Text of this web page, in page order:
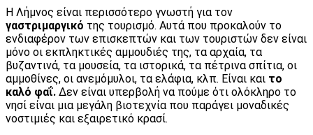
Η Λήμνος είναι περισσότερο γνωστή για τον
γαστριμαργικό της τουρισμό. Αυτά που προκαλούν το
ενδιαφέρον των επισκεπτών και των τουριστών δεν είναι
μόνο οι εκπληκτικές αμμουδιές της, τα αρχαία, τα
βυζαντινά, τα μουσεία, τα ιστορικά, τα πέτρινα σπίτια, οι
αμμοθίνες, οι ανεμόμυλοι, τα ελάφια, κλπ. Είναι και το
καλό φαΐ. Δεν είναι υπερβολή να πούμε ότι ολόκληρο το
νησί είναι μια μεγάλη βιοτεχνία που παράγει μοναδικές
νοστιμιές και εξαιρετικό κρασί.